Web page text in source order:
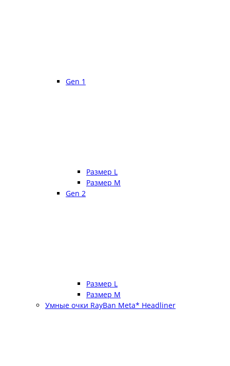
Gen 1
Размер L
Размер М
Gen 2
Размер L
Размер М
Умные очки RayBan Meta* Headliner